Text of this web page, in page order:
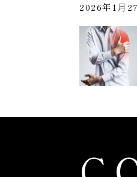
当院
一般
予防
2026年1月